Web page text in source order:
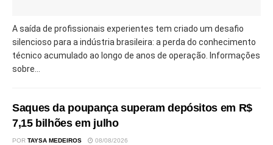
A saída de profissionais experientes tem criado um desafio
silencioso para a indústria brasileira: a perda do conhecimento
técnico acumulado ao longo de anos de operação. Informações
sobre...
Saques da poupança superam depósitos em R$
7,15 bilhões em julho
POR TAYSA MEDEIROS 08/08/2026